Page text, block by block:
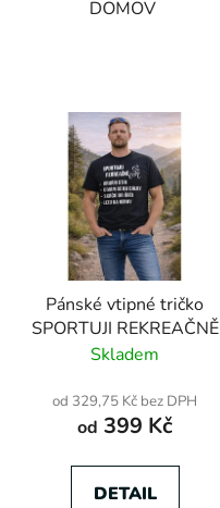
DOMOV
Pánské vtipné tričko
SPORTUJI REKREAČNĚ
Skladem
od 329,75 Kč bez DPH
od 399 Kč
DETAIL